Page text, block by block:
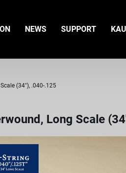
NEWS SUPPORT
(34"), .040-.125
Long Scale